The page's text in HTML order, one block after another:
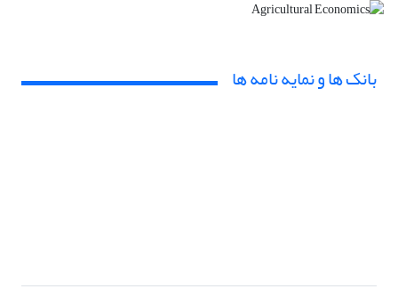
بانک ها و نمایه نامه ها